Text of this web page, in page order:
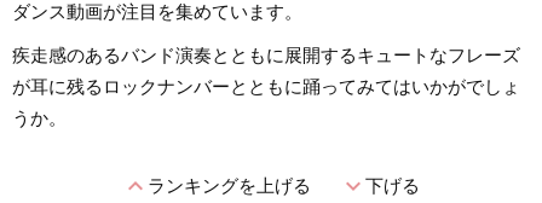
ダンス動画が注目を集めています。
疾走感のあるバンド演奏とともに展開するキュートなフレーズ
が耳に残るロックナンバーとともに踊ってみてはいかがでしょ
うか。
expand_lessランキングを上げる expand_more下げる